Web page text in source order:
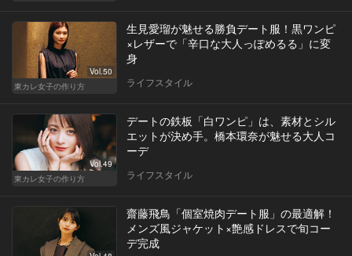
Vol.50
東カレ女子の作り方
生見愛瑠が魅せる勝負デート服！黒ワンピ
×レザーで「辛口な大人っぽめるる」に変
身
ライフスタイル
Vol.49
東カレ女子の作り方
デートの鉄板「白ワンピ」は、素材とシル
エットが決め手。橋本環奈が魅せる大人コ
ーデ
ライフスタイル
齋藤飛鳥「個室焼肉デート服」の最適解！
メンズ風ジャケット×艶感ドレスで旬コー
デ完成